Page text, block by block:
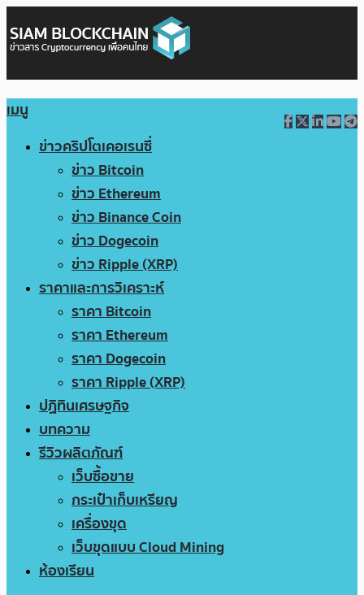
เมนู
ข่าวคริปโตเคอเรนซี่
ข่าว Bitcoin
ข่าว Ethereum
ข่าว Binance Coin
ข่าว Dogecoin
ข่าว Ripple (XRP)
ราคาและการวิเคราะห์
ราคา Bitcoin
ราคา Ethereum
ราคา Dogecoin
ราคา Ripple (XRP)
ปฏิทินเศรษฐกิจ
บทความ
รีวิวผลิตภัณฑ์
เว็บซื้อขาย
กระเป๋าเก็บเหรียญ
เครื่องขุด
เว็บขุดแบบ Cloud Mining
ห้องเรียน